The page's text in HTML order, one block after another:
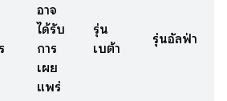
อาจ
ได้รับ
การ
เผย
แพร่
รุ่น
เบต้า
รุ่นอัลฟ่า